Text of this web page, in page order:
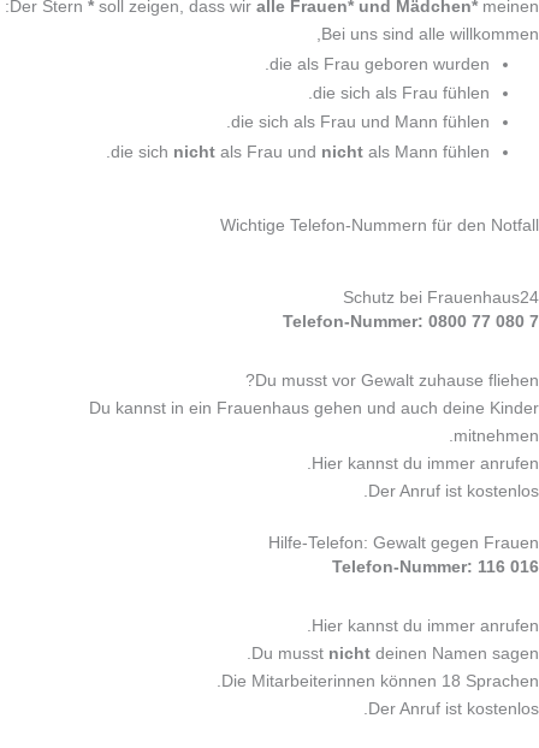
Der Stern * soll zeigen, dass wir alle Frauen* und Mädchen* meinen:
Bei uns sind alle willkommen,
die als Frau geboren wurden.
die sich als Frau fühlen.
die sich als Frau und Mann fühlen.
die sich nichtals Frau und nichtals Mann fühlen.
Wichtige Telefon-Nummern für den Notfall
Schutz bei Frauenhaus24
Telefon-Nummer: 0800 77 080 7
Du musst vor Gewalt zuhause fliehen?
Du kannst in ein Frauenhaus gehen und auch deine Kinder
mitnehmen.
Hier kannst du immer anrufen.
Der Anruf ist kostenlos.
Hilfe-Telefon: Gewalt gegen Frauen
Telefon-Nummer: 116 016
Hier kannst du immer anrufen.
Du musst nicht deinen Namen sagen.
Die Mitarbeiterinnen können 18 Sprachen.
Der Anruf ist kostenlos.